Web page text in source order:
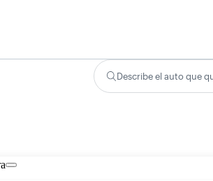
Describe el auto que